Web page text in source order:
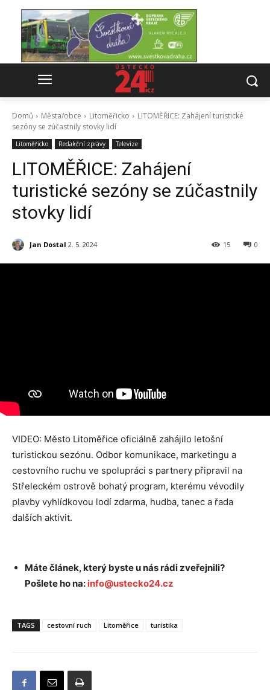
Domů Města/obce Litoměřicko
LITOMĚŘICE: Zahájení turistické
sezóny se zúčastnily stovky lidí
Litoměřicko Redakční zprávy Televize
LITOMĚŘICE: Zahájení
turistické sezóny se zúčastnily
stovky lidí
Jan Dostal 2. 5. 2024 0
15
VIDEO: Město Litoměřice oficiálně zahájilo letošní
turistickou sezónu. Odbor komunikace, marketingu a
cestovního ruchu ve spolupráci s partnery připravil na
Střeleckém ostrově bohatý program, kterému vévodily
plavby vyhlídkovou lodí zdarma, hudba, tanec a řada
dalších aktivit.
Máte článek, který byste u nás rádi zveřejnili?
Pošlete ho na: info@ustecko24.cz
TAGS cestovní ruch Litoměřice turistika